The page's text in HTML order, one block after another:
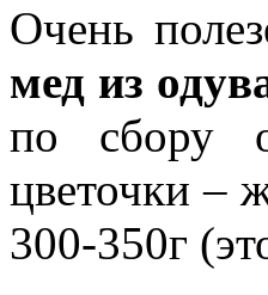
Очень
мед из
по сбору
цветочки –
300-350г